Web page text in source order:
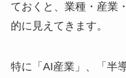
ておくと、業種・産業
的に見えてきます。
特に「AI産業」、「半